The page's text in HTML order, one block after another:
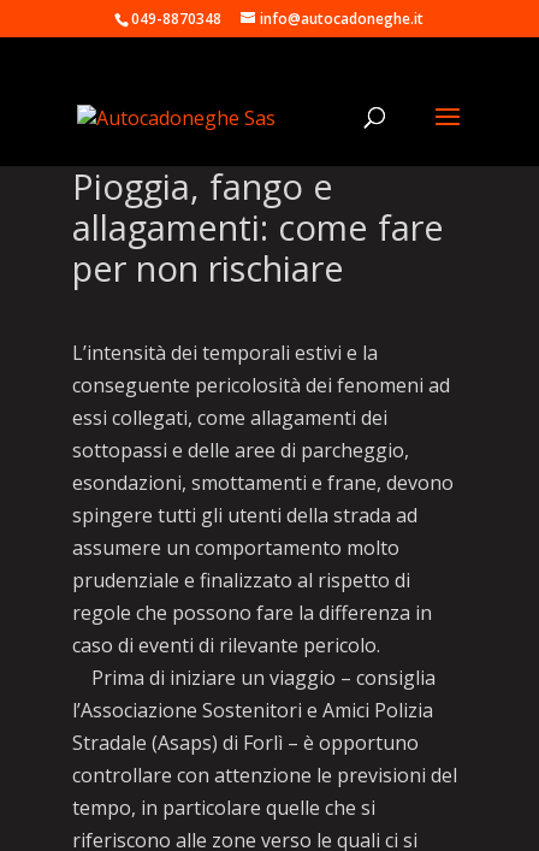
049-8870348 info@autocadoneghe.it
Pioggia, fango e
allagamenti: come fare
per non rischiare
L’intensità dei temporali estivi e la
conseguente pericolosità dei fenomeni ad
essi collegati, come allagamenti dei
sottopassi e delle aree di parcheggio,
esondazioni, smottamenti e frane, devono
spingere tutti gli utenti della strada ad
assumere un comportamento molto
prudenziale e finalizzato al rispetto di
regole che possono fare la differenza in
caso di eventi di rilevante pericolo.
Prima di iniziare un viaggio – consiglia
l’Associazione Sostenitori e Amici Polizia
Stradale (Asaps) di Forlì – è opportuno
controllare con attenzione le previsioni del
tempo, in particolare quelle che si
riferiscono alle zone verso le quali ci si